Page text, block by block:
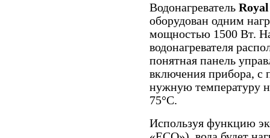
Водонагреватель
оборудован одним
мощностью 1500 Вт.
водонагревателя
понятная панель
включения прибора, с
нужную температуру
75°С.
Используя функцию